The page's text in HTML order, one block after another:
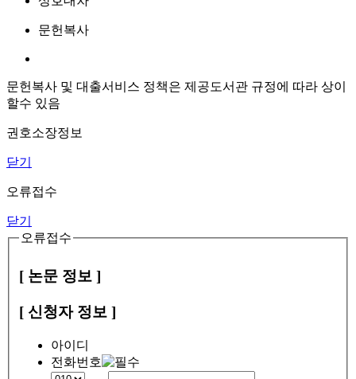
문헌복사
문헌복사 및 대출서비스 정책은 제공도서관 규정에 따라 상이
할수 있음
권호소장정보
닫기
오류접수
닫기
오류접수
[ 논문 정보 ]
[ 신청자 정보 ]
아이디
전화번호